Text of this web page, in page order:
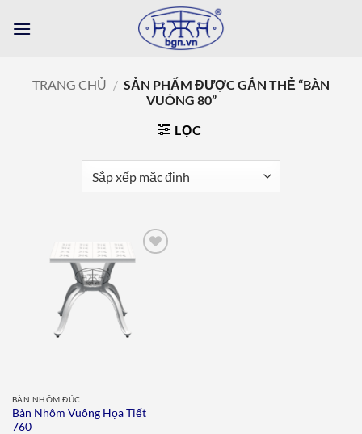
qua
TRANG CHỦ / SẢN PHẨM ĐƯỢC GẮN THẺ “BÀN
VUÔNG 80”
LỌC
Add to
BÀN NHÔM ĐÚC
Bàn Nhôm Vuông Họa Tiết
760